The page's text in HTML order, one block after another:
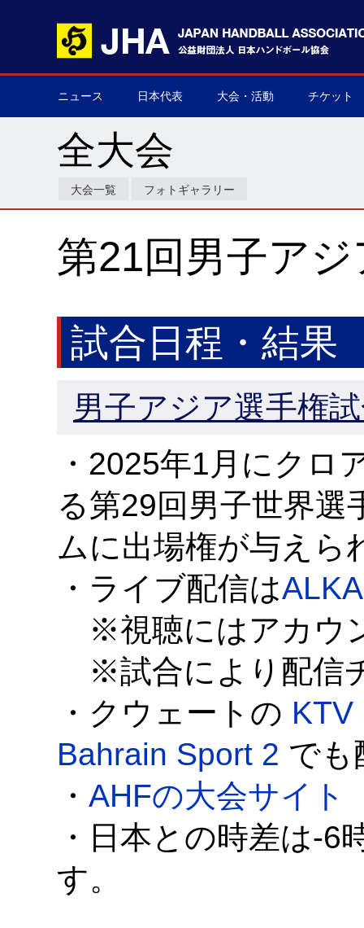
ニュース 日本代表 大会・活動 チケット
全大会
大会一覧 フォトギャラリー
第21回男子ア
試合日程・結果
男子アジア選手権
・2025年1月にクロ
る第29回男子世界
ムに出場権が与えら
・ライブ配信は
※視聴にはアカウ
※試合により配信
・クウェートの KTV
Bahrain Sport 2 でも
・ AHFの大会サイト
・日本との時差は-6
す。